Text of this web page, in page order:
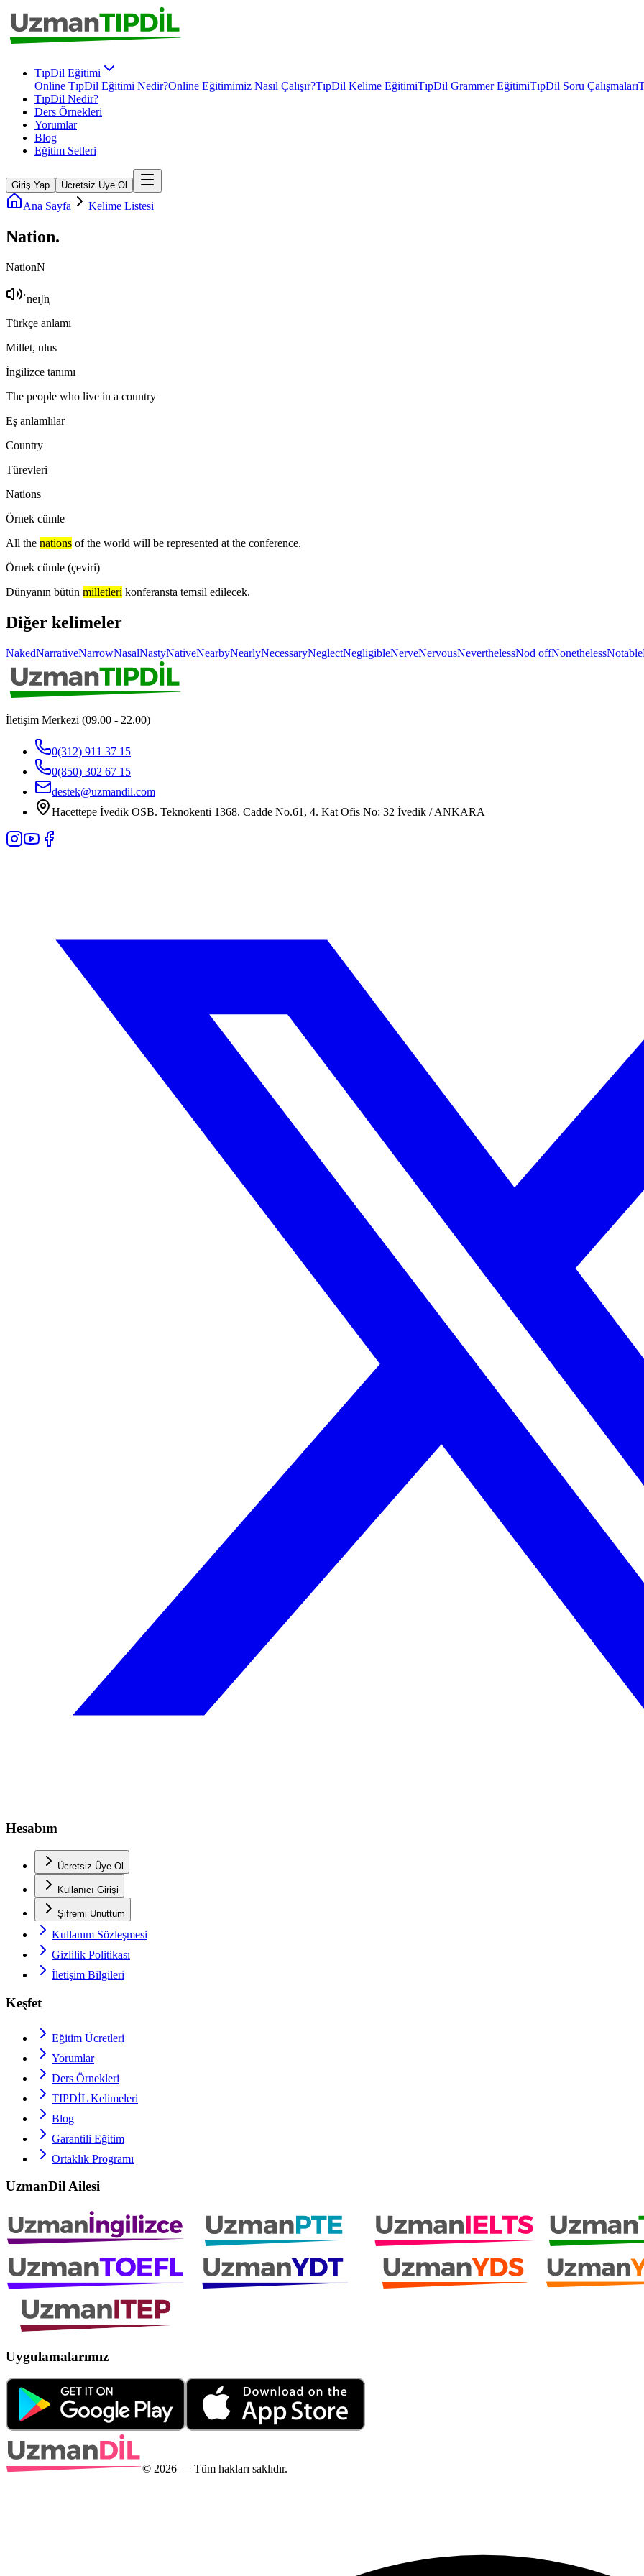
TıpDil Eğitimi
Online TıpDil Eğitimi Nedir?Online Eğitimimiz Nasıl Çalışır?TıpDil Kelime EğitimiTıpDil Grammer EğitimiTıpDil Soru Çalışmaları
TıpDil Nedir?
Ders Örnekleri
Yorumlar
Blog
Eğitim Setleri
Giriş Yap Ücretsiz Üye Ol
Ana Sayfa Kelime Listesi
Nation.
NationN
ˈneɪʃn̩
Türkçe anlamı
Millet, ulus
İngilizce tanımı
The people who live in a country
Eş anlamlılar
Country
Türevleri
Nations
Örnek cümle
All the nations of the world will be represented at the conference.
Örnek cümle (çeviri)
Dünyanın bütün milletleri konferansta temsil edilecek.
Diğer kelimeler
NakedNarrativeNarrowNasalNastyNativeNearbyNearlyNecessaryNeglectNegligibleNerveNervousNeverthelessNod offNonethelessNotable
İletişim Merkezi (09.00 - 22.00)
0(312) 911 37 15
0(850) 302 67 15
destek@uzmandil.com
Hacettepe İvedik OSB. Teknokenti 1368. Cadde No.61, 4. Kat Ofis No: 32 İvedik / ANKARA
Hesabım
Ücretsiz Üye Ol
Kullanıcı Girişi
Şifremi Unuttum
Kullanım Sözleşmesi
Gizlilik Politikası
İletişim Bilgileri
Keşfet
Eğitim Ücretleri
Yorumlar
Ders Örnekleri
TIPDİL Kelimeleri
Blog
Garantili Eğitim
Ortaklık Programı
UzmanDil Ailesi
Uygulamalarımız
© 2026 — Tüm hakları saklıdır.